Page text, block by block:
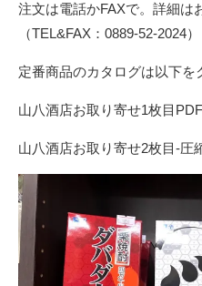
注文は電話かFAXで。詳細は
（TEL&FAX：0889-52-2024）
定番商品のカタログは以下を
山八酒店お取り寄せ1枚目
山八酒店お取り寄せ2枚目-圧